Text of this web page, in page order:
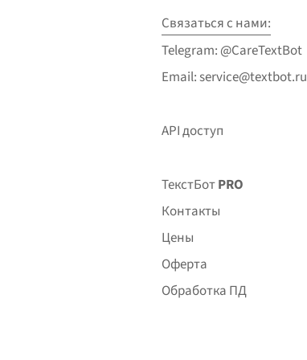
Связаться с нами:
Telegram: @CareTextBot
Email: service@textbot.ru
API доступ
ТекстБотPRO
Контакты
Цены
Оферта
Обработка ПД